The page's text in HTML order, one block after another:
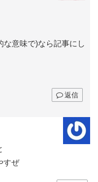
な意味で)なら記事にし
返信
すぜ